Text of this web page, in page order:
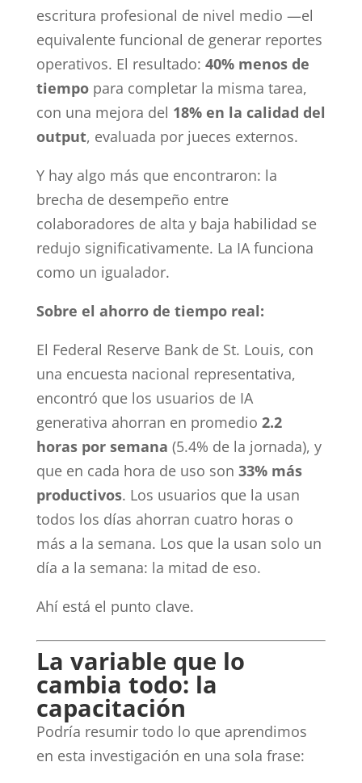
escritura profesional de nivel medio —el
equivalente funcional de generar reportes
operativos. El resultado: 40% menos de
tiempopara completar la misma tarea,
con una mejora del 18% en la calidad del
output, evaluada por jueces externos.
Y hay algo más que encontraron: la
brecha de desempeño entre
colaboradores de alta y baja habilidad se
redujo significativamente. La IA funciona
como un igualador.
Sobre el ahorro de tiempo real:
El Federal Reserve Bank de St. Louis, con
una encuesta nacional representativa,
encontró que los usuarios de IA
generativa ahorran en promedio 2.2
horas por semana (5.4% de la jornada), y
que en cada hora de uso son 33% más
productivos. Los usuarios que la usan
todos los días ahorran cuatro horas o
más a la semana. Los que la usan solo un
día a la semana: la mitad de eso.
Ahí está el punto clave.
La variable que lo
cambia todo: la
capacitación
Podría resumir todo lo que aprendimos
en esta investigación en una sola frase: